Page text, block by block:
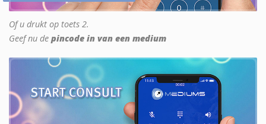
Of u drukt op toets 2.
Geef nu de pincode in van een medium